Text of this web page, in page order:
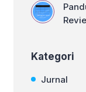
Kategori
Jurnal